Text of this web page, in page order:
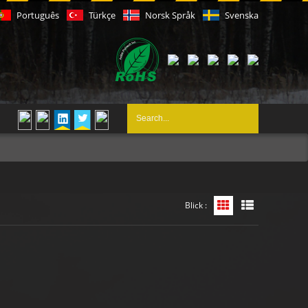
Português Türkçe Norsk Språk Svenska
Blick : Grid-Ansicht